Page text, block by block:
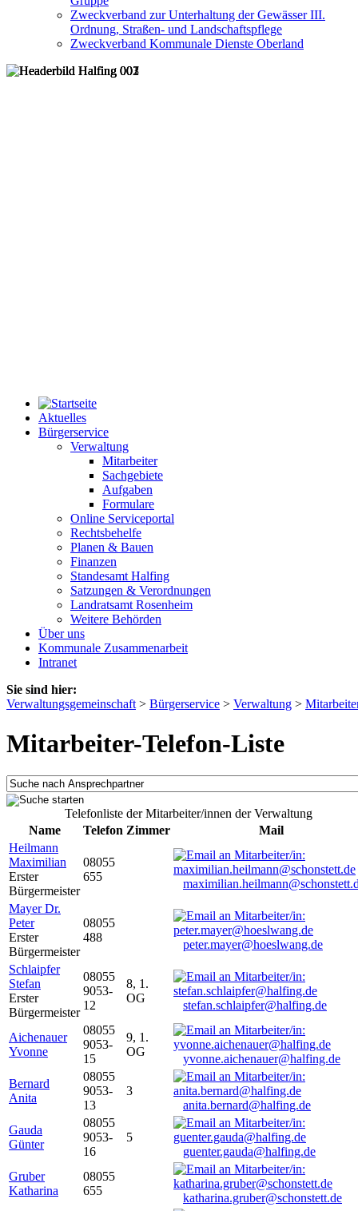
Zweckverband zur Unterhaltung der Gewässer III.
Ordnung, Straßen- und Landschaftspflege
Zweckverband Kommunale Dienste Oberland
Aktuelles
Bürgerservice
Verwaltung
Mitarbeiter
Sachgebiete
Aufgaben
Formulare
Online Serviceportal
Rechtsbehelfe
Planen & Bauen
Finanzen
Standesamt Halfing
Satzungen & Verordnungen
Landratsamt Rosenheim
Weitere Behörden
Über uns
Kommunale Zusammenarbeit
Intranet
Sie sind hier:
Verwaltungsgemeinschaft > Bürgerservice > Verwaltung >
Mitarbeiter-Telefon-Liste
Telefonliste der Mitarbeiter/innen der Verwaltung
Name
Telefon Zimmer
Mail
Heilmann
Maximilian
Erster
Bürgermeister
08055
655
Mayer Dr.
Peter
Erster
Bürgermeister
08055
488
peter.mayer@hoeslwang.de
Schlaipfer
Stefan
Erster
Bürgermeister
08055
9053-
12
8, 1.
OG
stefan.schlaipfer@halfing.de
Aichenauer
Yvonne
08055
9053-
15
9, 1.
OG
yvonne.aichenauer@halfing.de
Bernard
Anita
08055
9053-
13
3
anita.bernard@halfing.de
Gauda
Günter
08055
9053-
16
5
guenter.gauda@halfing.de
Gruber
Katharina
08055
655
katharina.gruber@schonstett.de